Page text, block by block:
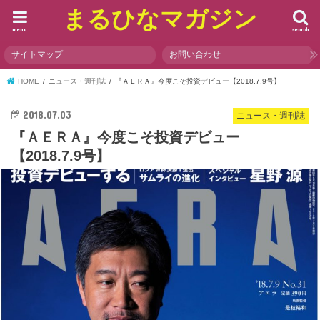
まるひなマガジン search
menu
サイトマップ お問い合わせ
HOME ニュース・週刊誌 『ＡＥＲＡ』今度こそ投資デビュー【2018.7.9号】
ニュース・週刊誌
2018.07.03
『ＡＥＲＡ』今度こそ投資デビュー
【2018.7.9号】